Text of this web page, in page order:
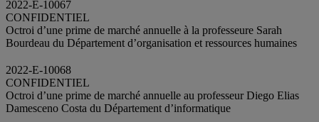
2022-E-10067
CONFIDENTIEL
Octroi d’une prime de marché annuelle à la professeure Sarah
Bourdeau du Département d’organisation et ressources humaines
2022-E-10068
CONFIDENTIEL
Octroi d’une prime de marché annuelle au professeur Diego Elias
Damesceno Costa du Département d’informatique